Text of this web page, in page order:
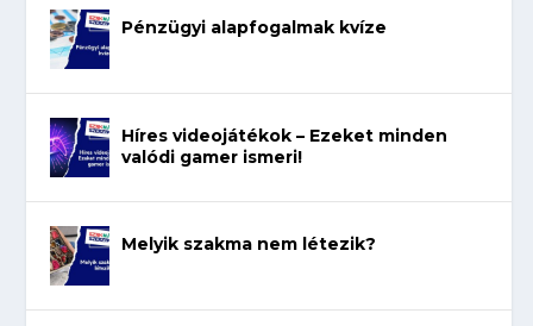
Pénzügyi alapfogalmak kvíze
Híres videojátékok – Ezeket minden
valódi gamer ismeri!
Melyik szakma nem létezik?